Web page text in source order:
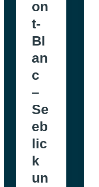
on
t-
Bl
an
c
–
Se
eb
lic
k
un